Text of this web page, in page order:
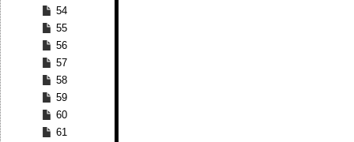
54
55
56
57
58
59
60
61